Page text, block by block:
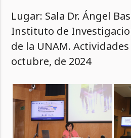
Lugar: Sala Dr. Ángel
Instituto de
de la UNAM.
octubre, de 2024